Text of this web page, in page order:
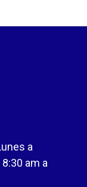
a
am a